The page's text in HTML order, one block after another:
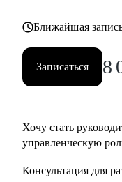
Ближайшая
Записаться 8
Хочу стать
управленческую
Консультация для